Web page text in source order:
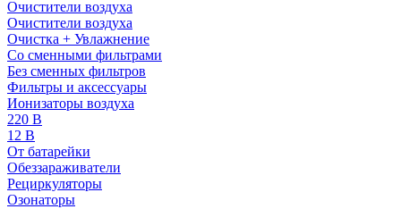
Очистители воздуха
Очистители воздуха
Очистка + Увлажнение
Cо сменными фильтрами
Без сменных фильтров
Фильтры и аксессуары
Ионизаторы воздуха
220 В
12 В
От батарейки
Обеззараживатели
Рециркуляторы
Озонаторы